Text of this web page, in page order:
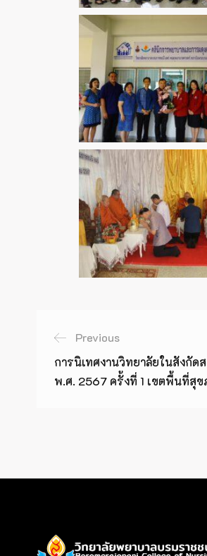
Previous
การนิเทศงานวิทยาลัยในสังกั
พ.ศ. 2567 ครั้งที่ 1 เขตพื้นที่สุ